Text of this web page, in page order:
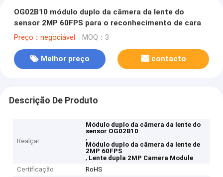
OG02B10 módulo duplo da câmera da lente do
sensor 2MP 60FPS para o reconhecimento de cara
Preço：negociável MOQ：3
Melhor preço contacto
Descrição De Produto
Realçar
Módulo duplo da câmera da lente do
sensor OG02B10
,
Módulo duplo da câmera da lente de
2MP 60FPS
, Lente dupla 2MP Camera Module
Certificação
RoHS